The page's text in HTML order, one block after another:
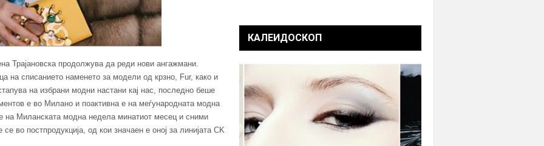
Трајановска продолжува да реди нови ангажмани.
на списанието наменето за модели од крзно, Fur, како и
на избрани модни настани кај нас, последно беше
е во Милано и поактивна е на меѓународната модна
на Миланската модна недела минатиот месец и сними
во постпродукција, од кои значаен е оној за линијата CK
КАЛЕИДОСКОП